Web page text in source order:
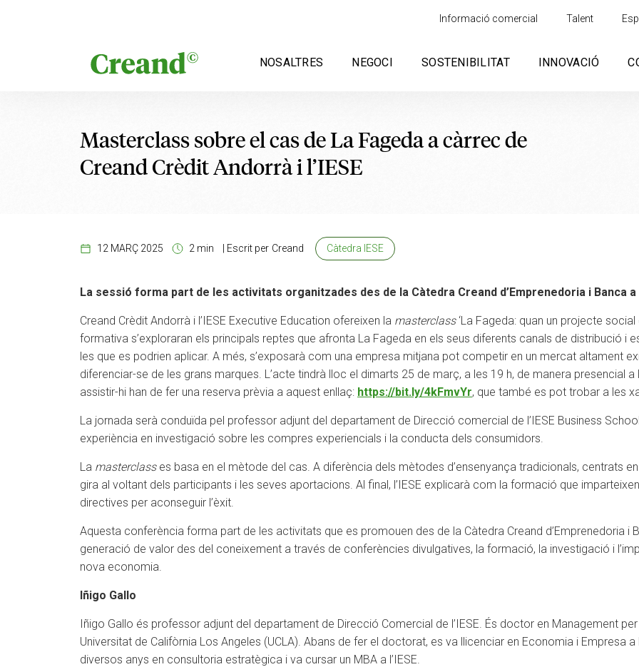
Informació comercial Talent
NOSALTRES NEGOCI SOSTENIBILITAT INNOVACIÓ
Masterclass sobre el cas de La Fageda a càrrec de
Creand Crèdit Andorrà i l’IESE
12 MARÇ 2025 2 min Escrit per Creand Càtedra IESE
La sessió forma part de les activitats organitzades des de la Càtedra Creand d’Emprenedoria i Banca a
Creand Crèdit Andorrà i l’IESE Executive Education ofereixen la masterclass ‘La Fageda: quan un projecte
formativa s’exploraran els principals reptes que afronta La Fageda en els seus diferents canals de distribució i
les que es podrien aplicar. A més, s’exposarà com una empresa mitjana pot competir en un mercat altament
diferenciar-se de les grans marques. L’acte tindrà lloc el dimarts 25 de març, a les 19 h, de manera presencial
assistir-hi han de fer una reserva prèvia a aquest enllaç: https://bit.ly/4kFmvYr, que també es pot trobar a les
La jornada serà conduïda pel professor adjunt del departament de Direcció comercial de l’IESE Business
experiència en investigació sobre les compres experiencials i la conducta dels consumidors.
La masterclasses basa en el mètode del cas. A diferència dels mètodes d’ensenyança tradicionals, centrats
gira al voltant dels participants i les seves aportacions. Al final, l’IESE explicarà com la formació que
directives per aconseguir l’èxit.
Aquesta conferència forma part de les activitats que es promouen des de la Càtedra Creand d’Emprenedoria i
generació de valor des del coneixement a través de conferències divulgatives, la formació, la investigació i
nova economia.
Iñigo Gallo
Iñigo Gallo és professor adjunt del departament de Direcció Comercial de l’IESE. És doctor en Management
Universitat de Califòrnia Los Angeles (UCLA). Abans de fer el doctorat, es va llicenciar en Economia i Empresa
diversos anys en consultoria estratègica i va cursar un MBA a l’IESE.